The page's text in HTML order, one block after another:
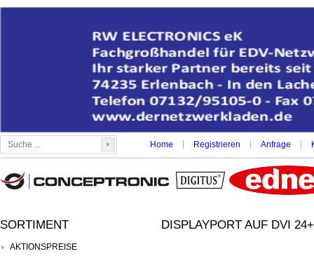
Home Registrieren Anfrage
SORTIMENT
AKTIONSPREISE
DISPLAYPORT AUF DVI